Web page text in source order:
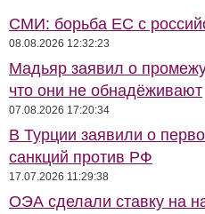
СМИ: борьба ЕС с
08.08.2026 12:32:23
Мадьяр заявил о
что они не обнадёживают
07.08.2026 17:20:34
В Турции заявили о
санкций против РФ
17.07.2026 11:29:38
ОЭА сделали ставку на